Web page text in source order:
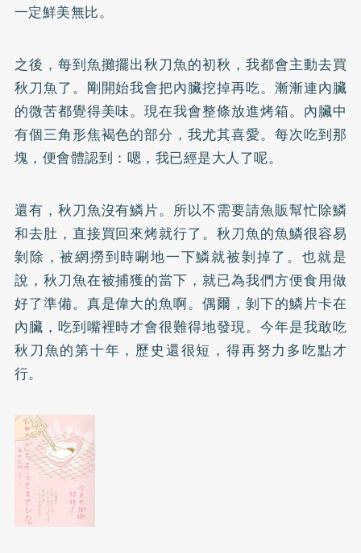
一定鮮美無比。
之後，每到魚攤擺出秋刀魚的初秋，我都會主動去買
秋刀魚了。剛開始我會把內臟挖掉再吃。漸漸連內臟
的微苦都覺得美味。現在我會整條放進烤箱。內臟中
有個三角形焦褐色的部分，我尤其喜愛。每次吃到那
塊，便會體認到：嗯，我已經是大人了呢。
還有，秋刀魚沒有鱗片。所以不需要請魚販幫忙除鱗
和去肚，直接買回來烤就行了。秋刀魚的魚鱗很容易
剝除，被網撈到時唰地一下鱗就被剝掉了。也就是
說，秋刀魚在被捕獲的當下，就已為我們方便食用做
好了準備。真是偉大的魚啊。偶爾，剝下的鱗片卡在
內臟，吃到嘴裡時才會很難得地發現。今年是我敢吃
秋刀魚的第十年，歷史還很短，得再努力多吃點才
行。